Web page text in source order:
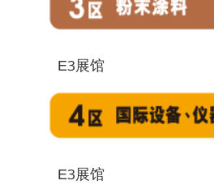
E3展馆
E3展馆